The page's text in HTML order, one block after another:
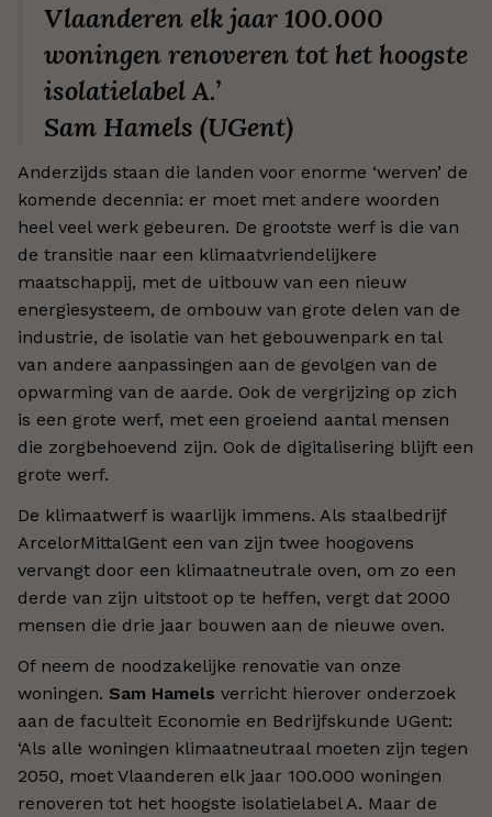
Vlaanderen elk jaar 100.000
woningen renoveren tot het hoogste
isolatielabel A.’
Sam Hamels (UGent)
Anderzijds staan die landen voor enorme ‘werven’ de
komende decennia: er moet met andere woorden
heel veel werk gebeuren. De grootste werf is die van
de transitie naar een klimaatvriendelijkere
maatschappij, met de uitbouw van een nieuw
energiesysteem, de ombouw van grote delen van de
industrie, de isolatie van het gebouwenpark en tal
van andere aanpassingen aan de gevolgen van de
opwarming van de aarde. Ook de vergrijzing op zich
is een grote werf, met een groeiend aantal mensen
die zorgbehoevend zijn. Ook de digitalisering blijft een
grote werf.
De klimaatwerf is waarlijk immens. Als staalbedrijf
ArcelorMittalGent een van zijn twee hoogovens
vervangt door een klimaatneutrale oven, om zo een
derde van zijn uitstoot op te heffen, vergt dat 2000
mensen die drie jaar bouwen aan de nieuwe oven.
Of neem de noodzakelijke renovatie van onze
woningen. Sam Hamels verricht hierover onderzoek
aan de faculteit Economie en Bedrijfskunde UGent:
‘Als alle woningen klimaatneutraal moeten zijn tegen
2050, moet Vlaanderen elk jaar 100.000 woningen
renoveren tot het hoogste isolatielabel A. Maar de